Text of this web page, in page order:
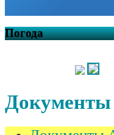
Погода
Документы